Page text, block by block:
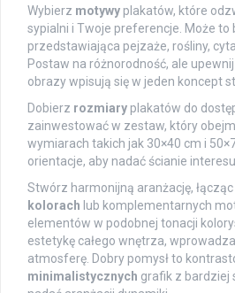
Wybierz motywy plakatów, które
sypialni i Twoje preferencje. Może to
przedstawiająca pejzaże, rośliny,
Postaw na różnorodność, ale
obrazy wpisują się w jeden koncept
Dobierz rozmiary plakatów do
zainwestować w zestaw, który
wymiarach takich jak 30×40 cm i
orientacje, aby nadać ścianie
Stwórz harmonijną aranżację,
kolorach lub komplementarnych
elementów w podobnej tonacji
estetykę całego wnętrza,
atmosferę. Dobry pomysł to
minimalistycznych grafik z bardziej